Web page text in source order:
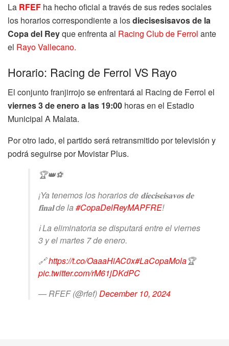
La RFEF ha hecho oficial a través de sus redes sociales
los horarios correspondiente a losdiecisesisavosde la
Copa del Reyque enfrenta al Racing Club de Ferrol ante
el Rayo Vallecano.
Horario: Racing de Ferrol VS Rayo
El conjunto franjirrojo se enfrentará al Racing de Ferrol el
viernes 3de enero a las 19:00 horas en el Estadio
Municipal A Malata.
Por otro lado, el partido será retransmitido por televisión y
podrá seguirse por Movistar Plus.
🏆👑⚽
¡Ya tenemos los horarios de 𝐝𝐢𝐞𝐜𝐢𝐬𝐞𝐢𝐬𝐚𝐯𝐨𝐬 𝐝𝐞
𝐟𝐢𝐧𝐚𝐥 de la#CopaDelReyMAPFRE!
ℹ️ La eliminatoria se disputará entre el viernes
3 y el martes 7 de enero.
🔗https://t.co/OaaaHiAC0x#LaCopaMola🏆
pic.twitter.com/rM61jDKdPC
— RFEF (@rfef)December 10, 2024